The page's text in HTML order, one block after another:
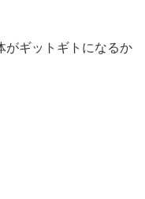
がギットギトになるか